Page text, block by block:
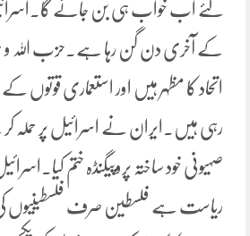
لئے اب خواب ہی بن جائے
کے آخری دن گن رہا ہے۔حزب اللہ و
اتحاد کا مظہر ہیں اور استعماری قوتوں
رہی ہیں۔ایران نے اسرائیل پر حملہ کر
صہیونی خود ساختہ پروپیگنڈہ ختم
ریاست ہے فلسطین صرف فلسطینیوں